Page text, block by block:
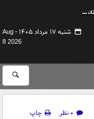
شنبه ۱۷ مرداد ۱۴۰۵ -
Aug
8 2026
۰ نظر
چاپ